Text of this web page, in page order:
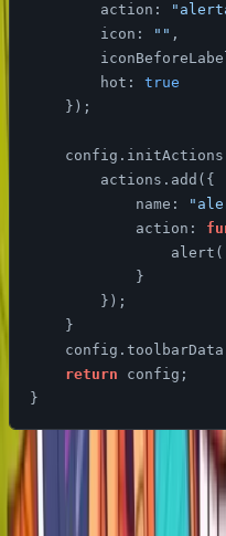
action :
icon : "" ,
hot : true
    });
        actions.add({
name :
action :
                alert(
            }
        });
    }
return config;
Estariamos agregando 7